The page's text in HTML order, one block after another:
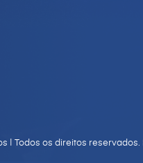
| Todos os direitos reservados.